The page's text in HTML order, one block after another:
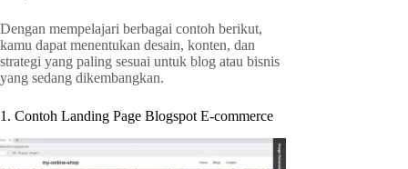
Dengan mempelajari berbagai contoh berikut,
kamu dapat menentukan desain, konten, dan
strategi yang paling sesuai untuk blog atau bisnis
yang sedang dikembangkan.
1. Contoh Landing Page Blogspot E-commerce